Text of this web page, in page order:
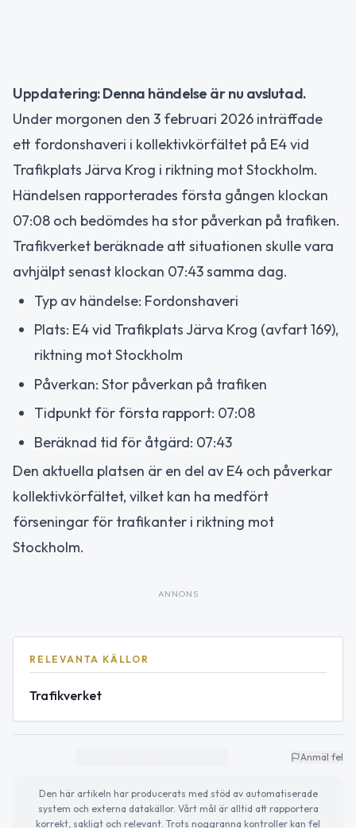
Uppdatering: Denna händelse är nu avslutad.
Under morgonen den 3 februari 2026 inträffade
ett fordonshaveri i kollektivkörfältet på E4 vid
Trafikplats Järva Krog i riktning mot Stockholm.
Händelsen rapporterades första gången klockan
07:08 och bedömdes ha stor påverkan på trafiken.
Trafikverket beräknade att situationen skulle vara
avhjälpt senast klockan 07:43 samma dag.
Typ av händelse: Fordonshaveri
Plats: E4 vid Trafikplats Järva Krog (avfart 169),
riktning mot Stockholm
Påverkan: Stor påverkan på trafiken
Tidpunkt för första rapport: 07:08
Beräknad tid för åtgärd: 07:43
Den aktuella platsen är en del av E4 och påverkar
kollektivkörfältet, vilket kan ha medfört
förseningar för trafikanter i riktning mot
Stockholm.
ANNONS
RELEVANTA KÄLLOR
Trafikverket
Anmäl fel
Den här artikeln har producerats med stöd av automatiserade
system och externa datakällor. Vårt mål är alltid att rapportera
korrekt, sakligt och relevant. Trots noggranna kontroller kan fel